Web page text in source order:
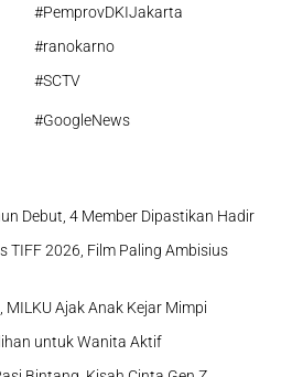
#PemprovDKIJakarta
#ranokarno
#SCTV
#GoogleNews
Debut, 4 Member Dipastikan Hadir
TIFF 2026, Film Paling Ambisius
Ajak Anak Kejar Mimpi
untuk Wanita Aktif